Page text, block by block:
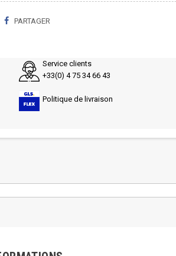
PARTAGER
Service clients
+33(0) 4 75 34 66 43
Politique de livraison